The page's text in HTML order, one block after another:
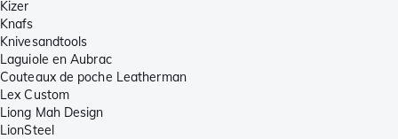
Kizer
Knafs
Knivesandtools
Laguiole en Aubrac
Couteaux de poche Leatherman
Lex Custom
Liong Mah Design
LionSteel